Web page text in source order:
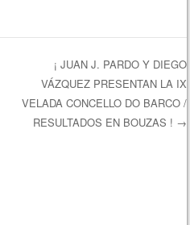
entradas
¡ JUAN J. PARDO Y DIEGO
VÁZQUEZ PRESENTAN LA IX
VELADA CONCELLO DO BARCO /
RESULTADOS EN BOUZAS ! →